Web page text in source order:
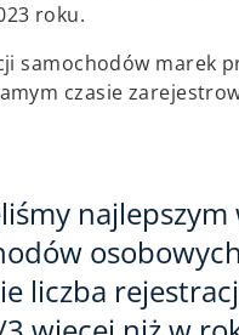
roku.
samochodów marek
czasie
liczba